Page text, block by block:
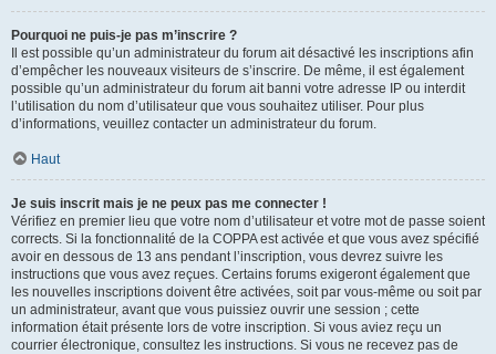
Pourquoi ne puis-je pas m’inscrire ?
Il est possible qu’un administrateur du forum ait désactivé les inscriptions afin
d’empêcher les nouveaux visiteurs de s’inscrire. De même, il est également
possible qu’un administrateur du forum ait banni votre adresse IP ou interdit
l’utilisation du nom d’utilisateur que vous souhaitez utiliser. Pour plus
d’informations, veuillez contacter un administrateur du forum.
Haut
Je suis inscrit mais je ne peux pas me connecter !
Vérifiez en premier lieu que votre nom d’utilisateur et votre mot de passe soient
corrects. Si la fonctionnalité de la COPPA est activée et que vous avez spécifié
avoir en dessous de 13 ans pendant l’inscription, vous devrez suivre les
instructions que vous avez reçues. Certains forums exigeront également que
les nouvelles inscriptions doivent être activées, soit par vous-même ou soit par
un administrateur, avant que vous puissiez ouvrir une session ; cette
information était présente lors de votre inscription. Si vous aviez reçu un
courrier électronique, consultez les instructions. Si vous ne recevez pas de